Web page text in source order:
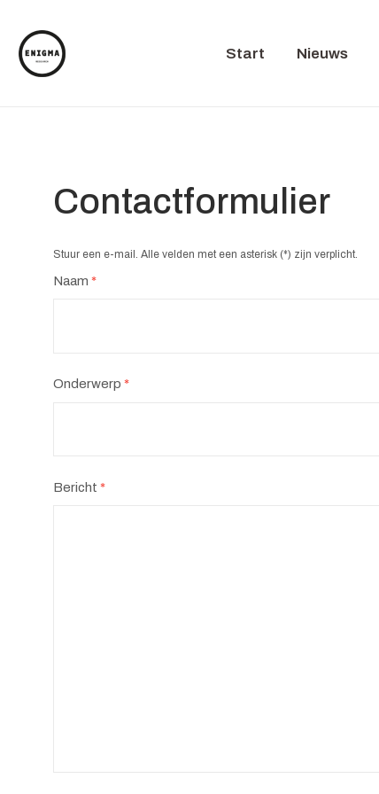
Start Nieuws
Contactformulier
Stuur een e-mail. Alle velden met een asterisk (*) zijn verplicht.
Naam *
Onderwerp *
Bericht *